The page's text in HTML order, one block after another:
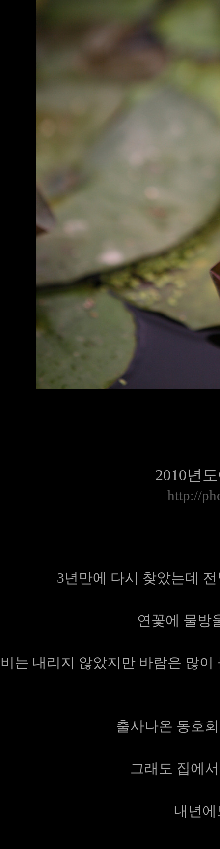
2010년
http://
3년만에 다시 찾았는데
연꽃에 물방
비는 내리지 않았지만 바람은 많
출사나온 동호
그래도 집에
내년